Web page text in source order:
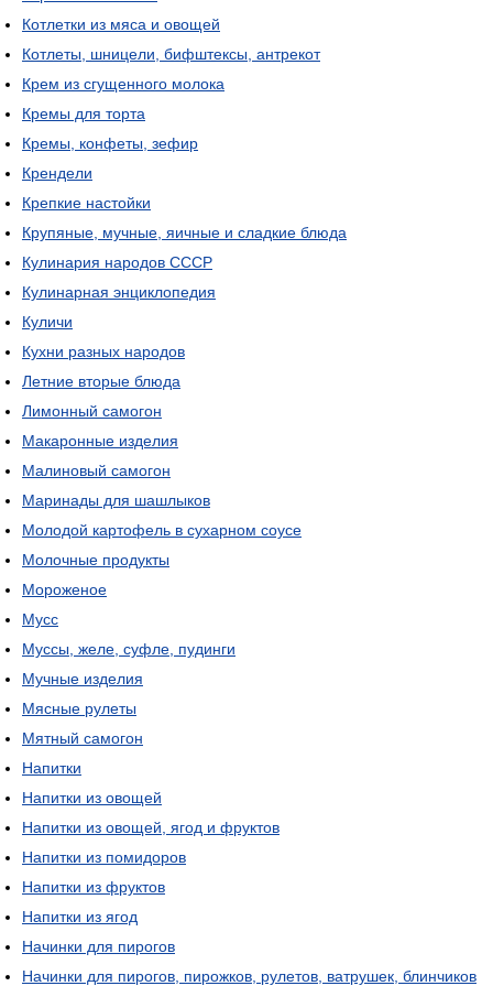
Котлетки из мяса и овощей
Котлеты, шницели, бифштексы, антрекот
Крем из сгущенного молока
Кремы для торта
Кремы, конфеты, зефир
Крендели
Крепкие настойки
Крупяные, мучные, яичные и сладкие блюда
Кулинария народов СССР
Кулинарная энциклопедия
Куличи
Кухни разных народов
Летние вторые блюда
Лимонный самогон
Макаронные изделия
Малиновый самогон
Маринады для шашлыков
Молодой картофель в сухарном соусе
Молочные продукты
Мороженое
Мусс
Муссы, желе, суфле, пудинги
Мучные изделия
Мясные рулеты
Мятный самогон
Напитки
Напитки из овощей
Напитки из овощей, ягод и фруктов
Напитки из помидоров
Напитки из фруктов
Напитки из ягод
Начинки для пирогов
Начинки для пирогов, пирожков, рулетов, ватрушек, блинчиков